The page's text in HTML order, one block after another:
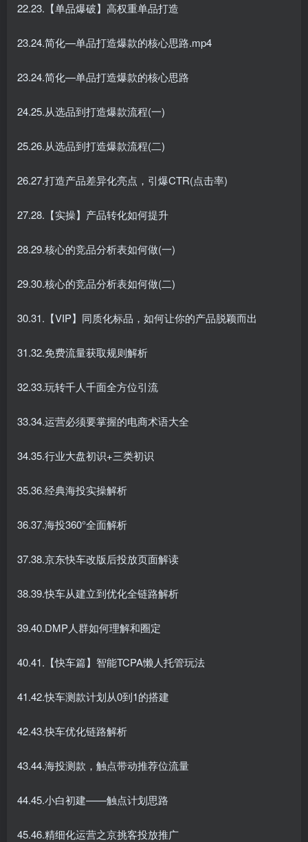
22.23.【单品爆破】高权重单品打造
23.24.简化—单品打造爆款的核心思路.mp4
23.24.简化—单品打造爆款的核心思路
24.25.从选品到打造爆款流程(一)
25.26.从选品到打造爆款流程(二)
26.27.打造产品差异化亮点，引爆CTR(点击率)
27.28.【实操】产品转化如何提升
28.29.核心的竞品分析表如何做(一)
29.30.核心的竞品分析表如何做(二)
30.31.【VIP】同质化标品，如何让你的产品脱颖而出
31.32.免费流量获取规则解析
32.33.玩转千人千面全方位引流
33.34.运营必须要掌握的电商术语大全
34.35.行业大盘初识+三类初识
35.36.经典海投实操解析
36.37.海投360°全面解析
37.38.京东快车改版后投放页面解读
38.39.快车从建立到优化全链路解析
39.40.DMP人群如何理解和圈定
40.41.【快车篇】智能TCPA懒人托管玩法
41.42.快车测款计划从0到1的搭建
42.43.快车优化链路解析
43.44.海投测款，触点带动推荐位流量
44.45.小白初建——触点计划思路
45.46.精细化运营之京挑客投放推广